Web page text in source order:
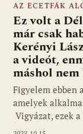
AZ ECETFÁK
Ez volt a
már csak
Kerényi
a videót,
máshol
Figyelem ebben
amelyek
Vigyázat, ezek